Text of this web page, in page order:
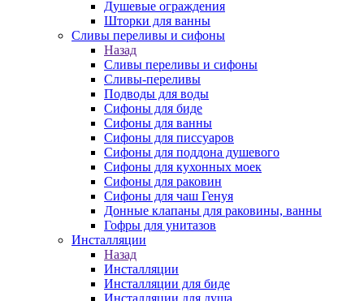
Душевые ограждения
Шторки для ванны
Сливы переливы и сифоны
Назад
Сливы переливы и сифоны
Сливы-переливы
Подводы для воды
Сифоны для биде
Сифоны для ванны
Сифоны для писсуаров
Сифоны для поддона душевого
Сифоны для кухонных моек
Сифоны для раковин
Сифоны для чаш Генуя
Донные клапаны для раковины, ванны
Гофры для унитазов
Инсталляции
Назад
Инсталляции
Инсталляции для биде
Инсталляции для душа